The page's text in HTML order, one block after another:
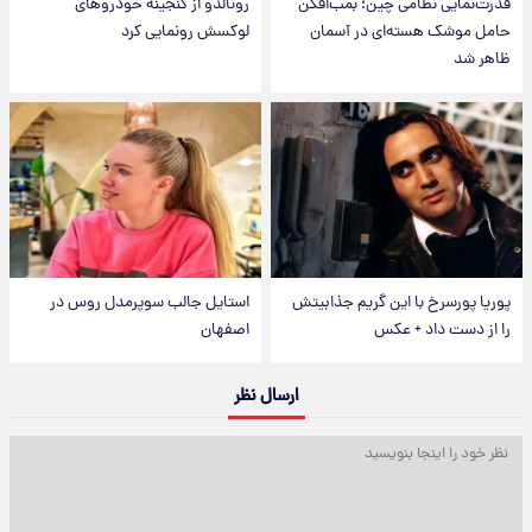
قدرت‌نمایی نظامی چین؛ بمب‌افکن
حامل موشک هسته‌ای در آسمان
ظاهر شد
رونالدو از گنجینه خودروهای
لوکسش رونمایی کرد
پوریا پورسرخ با این گریم جذابیتش
را از دست داد + عکس
استایل جالب سوپرمدل روس در
اصفهان
ارسال نظر